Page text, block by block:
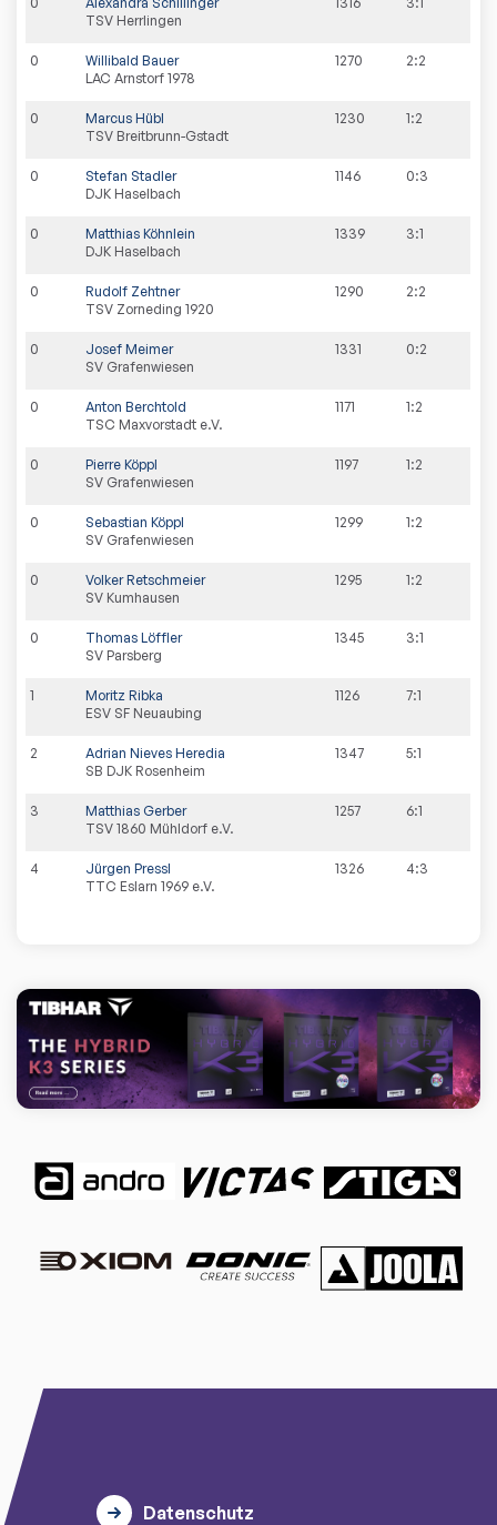
TSV Herrlingen
0
Willibald Bauer
LAC Arnstorf 1978
1270 2:2
0
Marcus Hübl
TSV Breitbrunn-Gstadt
1230 1:2
0
Stefan Stadler
DJK Haselbach
1146 0:3
0
Matthias Köhnlein
DJK Haselbach
1339 3:1
0
Rudolf Zehtner
TSV Zorneding 1920
1290 2:2
0
Josef Meimer
SV Grafenwiesen
1331 0:2
0
Anton Berchtold
TSC Maxvorstadt e.V.
1171 1:2
0
Pierre Köppl
SV Grafenwiesen
1197 1:2
0
Sebastian Köppl
SV Grafenwiesen
1299 1:2
0
Volker Retschmeier
SV Kumhausen
1295 1:2
0
Thomas Löffler
SV Parsberg
1345 3:1
1
Moritz Ribka
ESV SF Neuaubing
1126 7:1
2
Adrian Nieves Heredia
SB DJK Rosenheim
1347 5:1
3
Matthias Gerber
TSV 1860 Mühldorf e.V.
1257 6:1
4
Jürgen Pressl
TTC Eslarn 1969 e.V.
1326 4:3
Datenschutz